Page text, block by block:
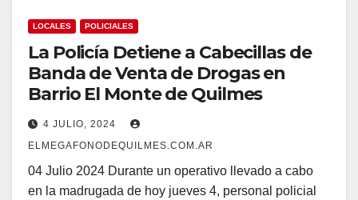
LOCALES POLICIALES
La Policía Detiene a Cabecillas de
Banda de Venta de Drogas en
Barrio El Monte de Quilmes
4 JULIO, 2024
ELMEGAFONODEQUILMES.COM.AR
04 Julio 2024 Durante un operativo llevado a cabo
en la madrugada de hoy jueves 4, personal policial